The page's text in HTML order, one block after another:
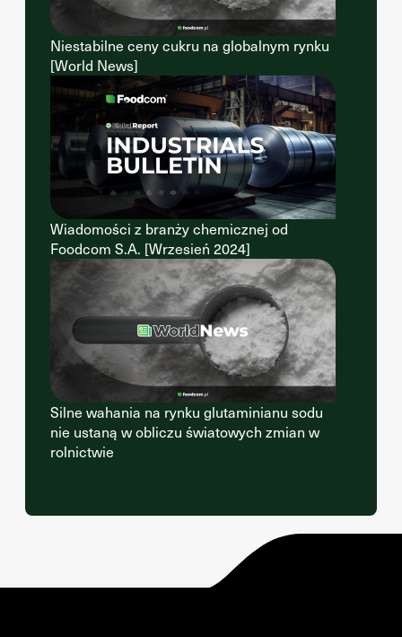
Niestabilne ceny cukru na globalnym rynku
[World News]
Wiadomości z branży chemicznej od
Foodcom S.A. [Wrzesień 2024]
Silne wahania na rynku glutaminianu sodu
nie ustaną w obliczu światowych zmian w
rolnictwie